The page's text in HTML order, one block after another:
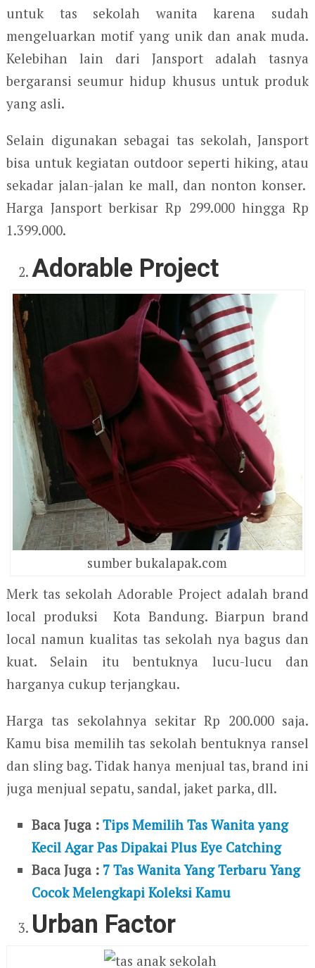
untuk tas sekolah wanita karena sudah
mengeluarkan motif yang unik dan anak muda.
Kelebihan lain dari Jansport adalah tasnya
bergaransi seumur hidup khusus untuk produk
yang asli.
Selain digunakan sebagai tas sekolah, Jansport
bisa untuk kegiatan outdoor seperti hiking, atau
sekadar jalan-jalan ke mall, dan nonton konser.
Harga Jansport berkisar Rp 299.000 hingga Rp
1.399.000.
Adorable Project
sumber bukalapak.com
Merk tas sekolah Adorable Project adalah brand
local produksi Kota Bandung. Biarpun brand
local namun kualitas tas sekolah nya bagus dan
kuat. Selain itu bentuknya lucu-lucu dan
harganya cukup terjangkau.
Harga tas sekolahnya sekitar Rp 200.000 saja.
Kamu bisa memilih tas sekolah bentuknya ransel
dan sling bag. Tidak hanya menjual tas, brand ini
juga menjual sepatu, sandal, jaket parka, dll.
Baca Juga :Tips Memilih Tas Wanita yang
Kecil Agar Pas Dipakai Plus Eye Catching
Baca Juga : 7 Tas Wanita Yang Terbaru Yang
Cocok Melengkapi Koleksi Kamu
Urban Factor